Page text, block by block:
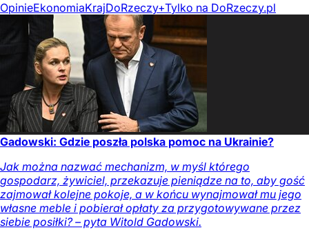
OpinieEkonomiaKrajDoRzeczy+Tylko na DoRzeczy.pl
Gadowski: Gdzie poszła polska pomoc na Ukrainie?
Jak można nazwać mechanizm, w myśl którego
gospodarz, żywiciel, przekazuje pieniądze na to, aby gość
zajmował kolejne pokoje, a w końcu wynajmował mu jego
własne meble i pobierał opłaty za przygotowywane przez
siebie posiłki? – pyta Witold Gadowski.